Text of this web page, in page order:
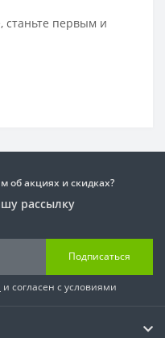
станьте первым и
об акциях и скидках?
рассылку
Подписаться
и согласен с условиями